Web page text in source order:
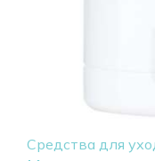
Средства для